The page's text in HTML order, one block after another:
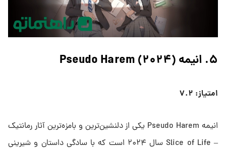
۵. انیمه Pseudo Harem (۲۰۲۴)
امتیاز: ۷.۲
انیمه Pseudo Harem یکی از دلنشین‌ترین و بامزه‌ترین آثار رمانتیک
– Slice of Life سال ۲۰۲۴ است که با سادگی داستان و شیرینی